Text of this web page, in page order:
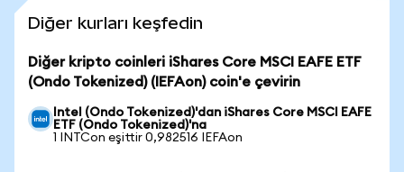
Diğer kurları keşfedin
Diğer kripto coinleri iShares Core MSCI EAFE ETF
(Ondo Tokenized) (IEFAon) coin'e çevirin
Intel (Ondo Tokenized)'dan iShares Core MSCI EAFE
ETF (Ondo Tokenized)'na
1 INTCon eşittir 0,982516 IEFAon